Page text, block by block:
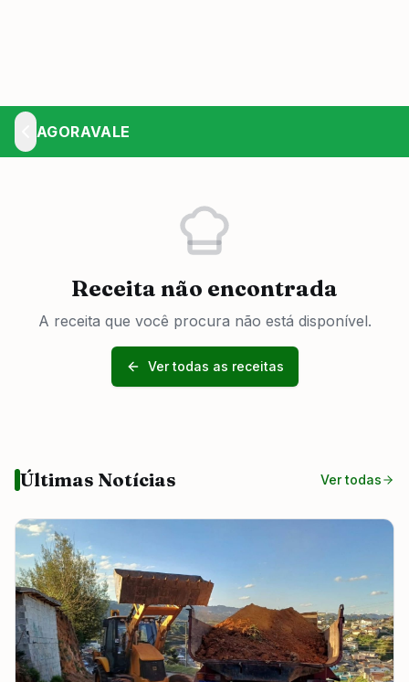
AGORAVALE
Receita não encontrada
A receita que você procura não está disponível.
Ver todas as receitas
Últimas Notícias Ver todas